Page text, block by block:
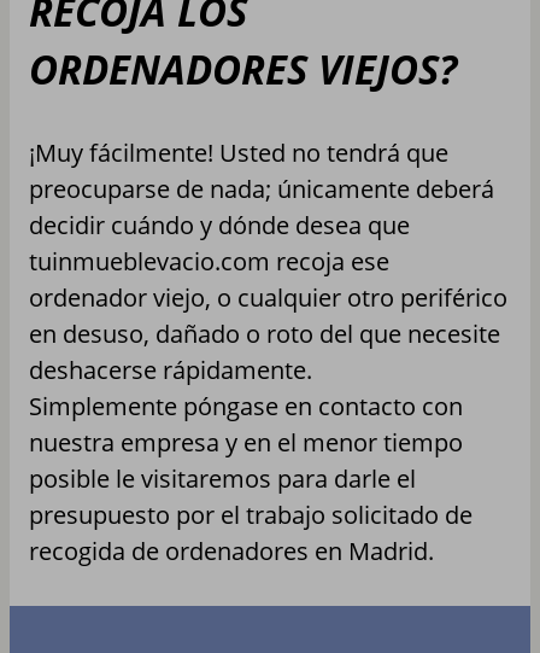
RECOJA LOS
ORDENADORES VIEJOS?
¡Muy fácilmente! Usted no tendrá que
preocuparse de nada; únicamente deberá
decidir cuándo y dónde desea que
tuinmueblevacio.com recoja ese
ordenador viejo, o cualquier otro periférico
en desuso, dañado o roto del que necesite
deshacerse rápidamente.
Simplemente póngase en contacto con
nuestra empresa y en el menor tiempo
posible le visitaremos para darle el
presupuesto por el trabajo solicitado de
recogida de ordenadores en Madrid.